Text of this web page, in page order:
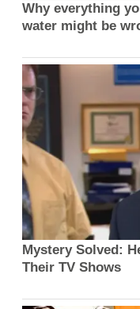
Why everything
water might be
Mystery Solved:
Their TV Shows